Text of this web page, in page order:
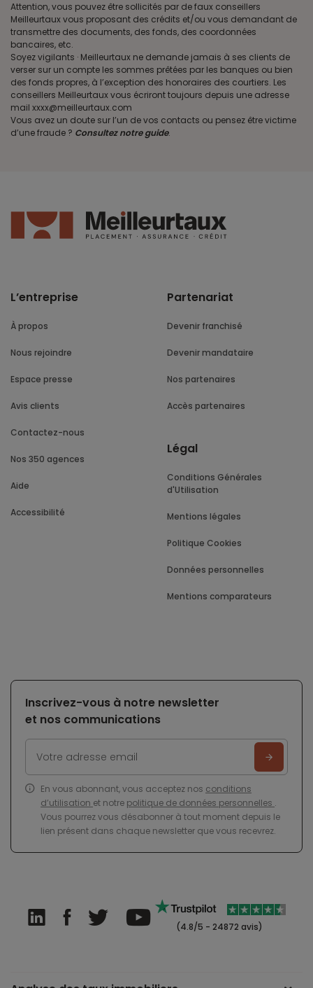
Attention, vous pouvez être sollicités par de faux conseillers
Meilleurtaux vous proposant des crédits et/ou vous demandant de
transmettre des documents, des fonds, des coordonnées
bancaires, etc.
Soyez vigilants · Meilleurtaux ne demande jamais à ses clients de
verser sur un compte les sommes prêtées par les banques ou bien
des fonds propres, à l’exception des honoraires des courtiers. Les
conseillers Meilleurtaux vous écriront toujours depuis une adresse
mail xxxx@meilleurtaux.com
Vous avez un doute sur l’un de vos contacts ou pensez être victime
d’une fraude ? Consultez notre guide.
L’entreprise
À propos
Nous rejoindre
Espace presse
Avis clients
Contactez-nous
Nos 350 agences
Aide
Accessibilité
Partenariat
Devenir franchisé
Devenir mandataire
Nos partenaires
Accès partenaires
Légal
Conditions Générales
d'Utilisation
Mentions légales
Politique Cookies
Données personnelles
Mentions comparateurs
Inscrivez-vous à notre newsletter
et nos communications
En vous abonnant, vous acceptez nos conditions
d’utilisation et notre politique de données personnelles .
Vous pourrez vous désabonner à tout moment depuis le
lien présent dans chaque newsletter que vous recevrez.
(4.8/5 - 24872 avis)